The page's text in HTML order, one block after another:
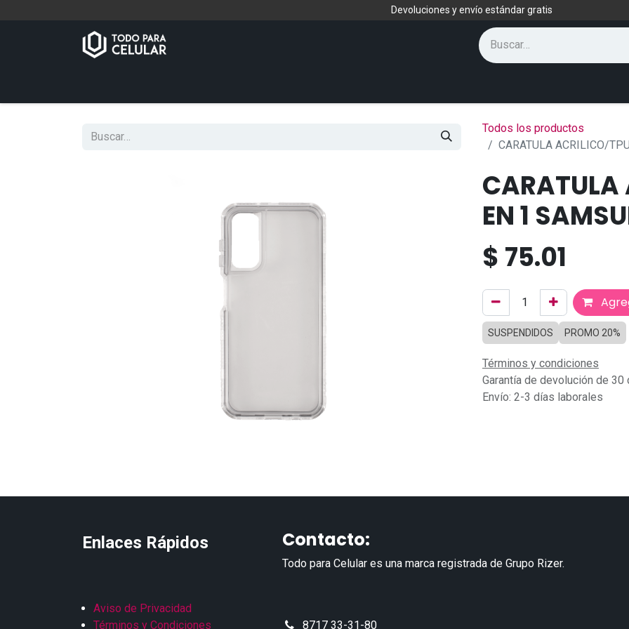
Devoluciones y envío estándar gratis
Todos los productos
CARATULA ACRILICO/
CARATULA
EN 1
$ 75.01
SUSPENDIDOS PROMO 20%
Términos y condiciones
Garantía de devolución de 30
Envío: 2-3 días laborales
Enlaces Rápidos Contacto:
Todo para Celular es una marca registrada de Grupo Rizer.
Aviso de Privacidad
Términos y Condiciones
8717 33-31-80